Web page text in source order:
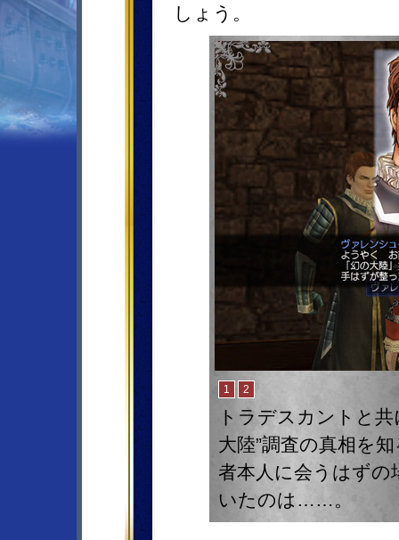
しょう。
トラデスカントと
大陸”調査の真相を
者本人に会うはずの
いたのは……。